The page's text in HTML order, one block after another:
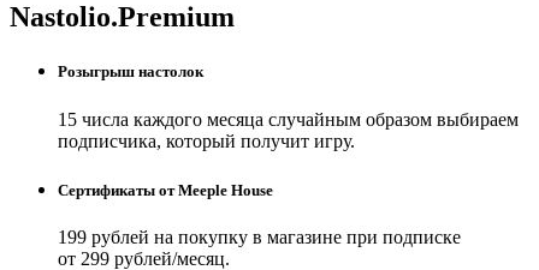
Nastolio.Premium
Розыгрыш настолок
15 числа каждого месяца случайным образом выбираем
подписчика, который получит игру.
Сертификаты от Meeple House
199 рублей на покупку в магазине при подписке
от 299 рублей/месяц.